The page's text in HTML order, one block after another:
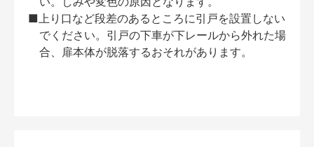
■上り口など段差のあるところに引戸を設置しない
でください。引戸の下車が下レールから外れた場
合、扉本体が脱落するおそれがあります。